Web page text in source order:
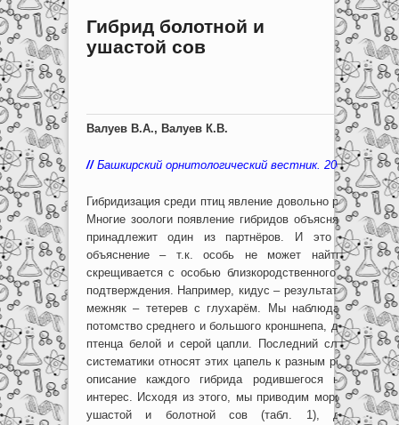
Гибрид болотной и
ушастой сов
Валуев В.А., Валуев К.В.
// Башкирский орнитологический вестник. 2009. № 6. С.
Гибридизация среди птиц явление довольно редкое и
Многие зоологи появление гибридов объясняют
принадлежит один из партнёров. И это имеет
объяснение – т.к. особь не может найти
скрещивается с особью близкородственного вида. И
подтверждения. Например, кидус – результат
межняк – тетерев с глухарём. Мы наблюдали
потомство среднего и большого кроншнепа, даже
птенца белой и серой цапли. Последний случай тем
систематики относят этих цапель к разным родам –
описание каждого гибрида родившегося на воле
интерес. Исходя из этого, мы приводим
ушастой и болотной сов (табл. 1),